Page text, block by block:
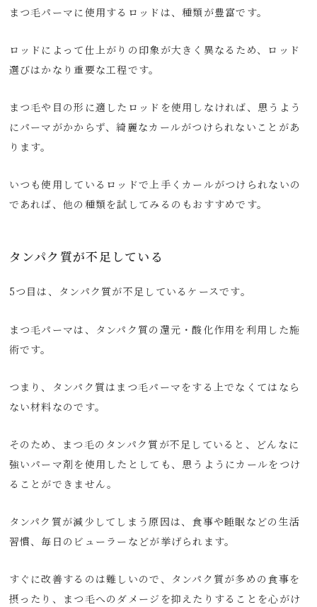
まつ毛パーマに使用するロッドは、種類が豊富です。
ロッドによって仕上がりの印象が大きく異なるため、ロッド
選びはかなり重要な工程です。
まつ毛や目の形に適したロッドを使用しなければ、思うよう
にパーマがかからず、綺麗なカールがつけられないことがあ
ります。
いつも使用しているロッドで上手くカールがつけられないの
であれば、他の種類を試してみるのもおすすめです。
タンパク質が不足している
5つ目は、タンパク質が不足しているケースです。
まつ毛パーマは、タンパク質の還元・酸化作用を利用した施
術です。
つまり、タンパク質はまつ毛パーマをする上でなくてはなら
ない材料なのです。
そのため、まつ毛のタンパク質が不足していると、どんなに
強いパーマ剤を使用したとしても、思うようにカールをつけ
ることができません。
タンパク質が減少してしまう原因は、食事や睡眠などの生活
習慣、毎日のビューラーなどが挙げられます。
すぐに改善するのは難しいので、タンパク質が多めの食事を
摂ったり、まつ毛へのダメージを抑えたりすることを心がけ